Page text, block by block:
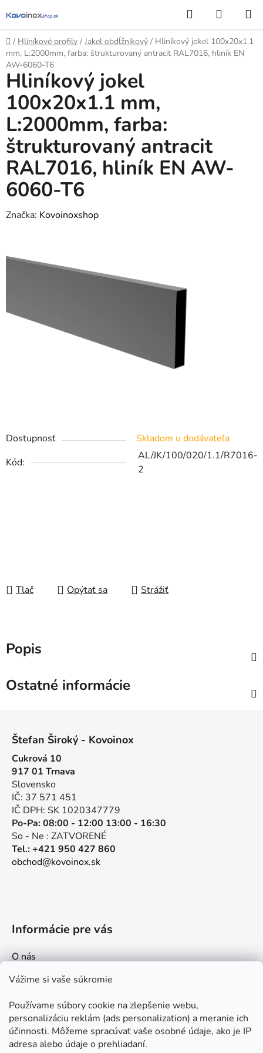
Vážime si vaše súkromie
Používame súbory cookie na zlepšenie webu,
personalizáciu reklám (ads personalization) a meranie ich
účinnosti. Môžeme spracúvať vaše osobné údaje, ako je IP
adresa alebo údaje o prehliadaní.
na
obsah
Hľadať
KOŠÍK
Domov
/ Hliníkové profily / Jakel obdĺžnikový / Hliníkový jokel 100x20x1.1
mm, L:2000mm, farba: štrukturovaný antracit RAL7016, hliník EN
AW-6060-T6
Dostupnosť
Skladom u dodávateľa
Kód:
AL/JK/100/020/1.1/R7016-
2
Tlač Opýtať sa Strážiť
Hliníkový jokel
100x20x1.1 mm,
L:2000mm, farba:
štrukturovaný antracit
RAL7016, hliník EN AW-
6060-T6
Značka: Kovoinoxshop
Popis
Ostatné informácie
Štefan Široký - Kovoinox
Cukrová 10
917 01 Trnava
Slovensko
IČ: 37 571 451
IČ DPH: SK 1020347779
Po-Pa: 08:00 - 12:00 13:00 - 16:30
So - Ne : ZATVORENÉ
Tel.: +421 950 427 860
obchod@kovoinox.sk
Informácie pre vás
O nás
Kontakt
Ako nakupovať
Obchodné podmienky
Ochrana osobných údajov